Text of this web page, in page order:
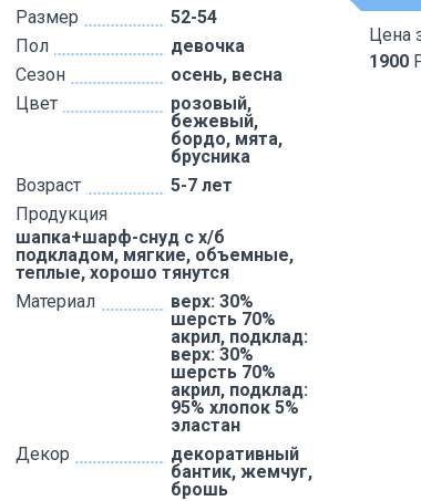
Размер
52-54
Пол
девочка
Сезон
осень, весна
Цвет
розовый,
бежевый,
бордо, мята,
брусника
Возраст
5-7 лет
Продукция
шапка+шарф-снуд с х/б
подкладом, мягкие, объемные,
теплые, хорошо тянутся
Материал
верх: 30%
шерсть 70%
акрил, подклад:
верх: 30%
шерсть 70%
акрил, подклад:
95% хлопок 5%
эластан
Декор
декоративный
бантик, жемчуг,
брошь
Цена
1900